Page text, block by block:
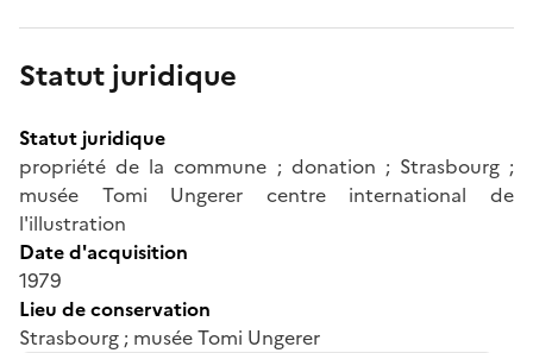
Statut juridique
Statut juridique
propriété de la commune ; donation ; Strasbourg ;
musée Tomi Ungerer centre international de
l'illustration
Date d'acquisition
1979
Lieu de conservation
Strasbourg ; musée Tomi Ungerer